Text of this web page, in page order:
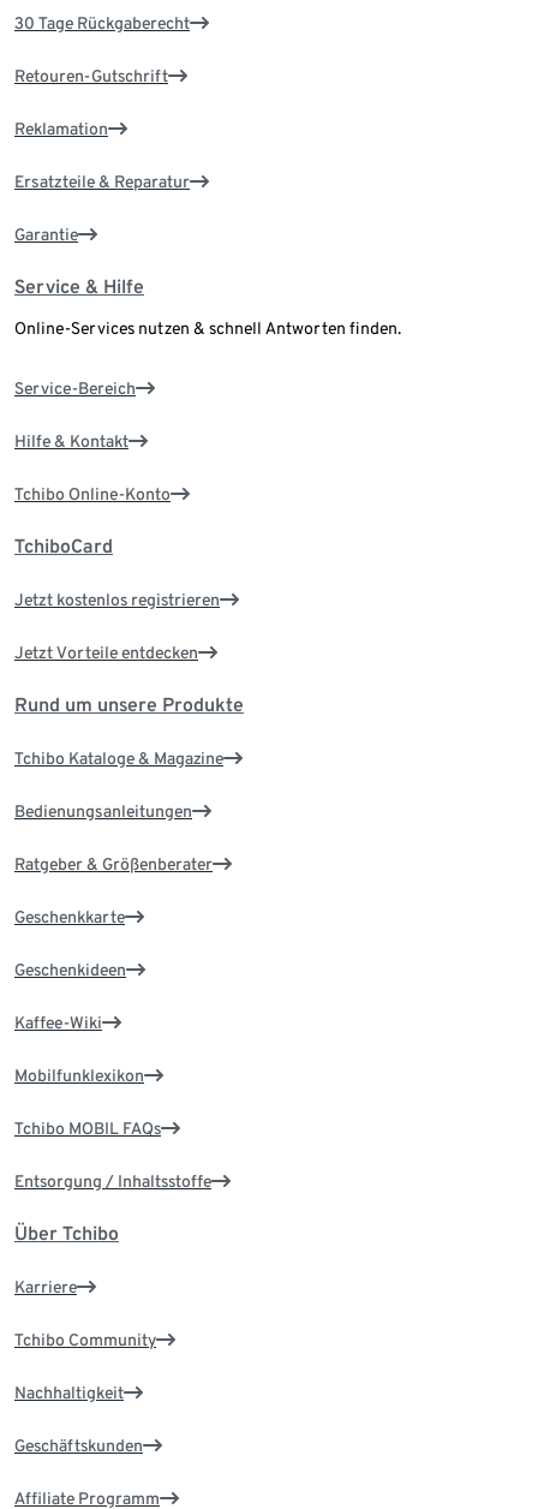
30 Tage Rückgaberecht
Retouren-Gutschrift
Reklamation
Ersatzteile & Reparatur
Garantie
Service & Hilfe
Online-Services nutzen & schnell Antworten finden.
Service-Bereich
Hilfe & Kontakt
Tchibo Online-Konto
TchiboCard
Jetzt kostenlos registrieren
Jetzt Vorteile entdecken
Rund um unsere Produkte
Tchibo Kataloge & Magazine
Bedienungsanleitungen
Ratgeber & Größenberater
Geschenkkarte
Geschenkideen
Kaffee-Wiki
Mobilfunklexikon
Tchibo MOBIL FAQs
Entsorgung / Inhaltsstoffe
Über Tchibo
Karriere
Tchibo Community
Nachhaltigkeit
Geschäftskunden
Affiliate Programm